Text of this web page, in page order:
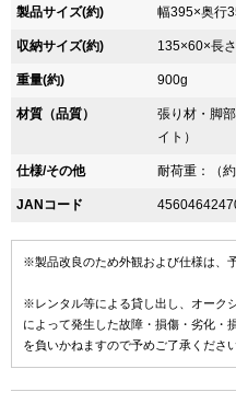
製品サイズ(約) 幅395×奥行
収納サイズ(約) 135×60×長
重量(約) 900g
材質（品質）
張り材・脚
イト）
仕様/その他 耐荷重：（
JANコード
※製品改良のため外観および仕様は、
※レンタル等による貸し出し、オーク
によって発生した故障・損傷・劣化・
を負いかねますので予めご了承ください